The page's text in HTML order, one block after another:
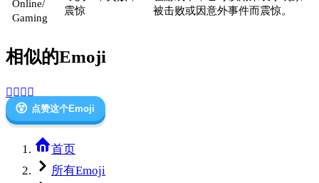
Online/
Gaming
震惊
被击败或因意外事件而震惊。
相似的Emoji
😵‍💫🥴💀
😵 点赞这个Emoji
首页
所有Emoji